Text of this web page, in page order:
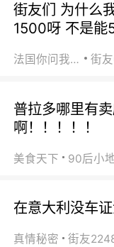
街友们 为什么
1500呀 不是能
法国你问我答
普拉多哪里有
啊！！！！！
美食天下 90后小
在意大利没车
真情秘密